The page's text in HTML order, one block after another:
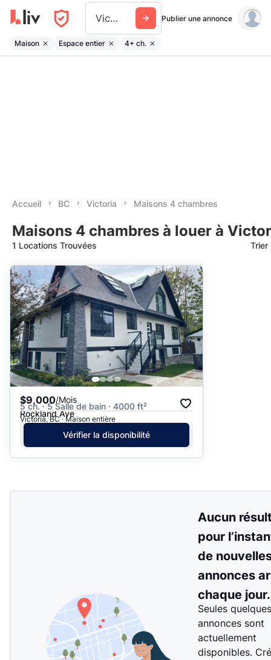
Victoria Publier une annonce
Maison Espace entier 4+ ch.
Accueil BC Victoria Maisons 4 chambres
Maisons 4 chambres à louer à
1 Locations Trouvées Trier
Suggéré
Date: les plus récents d’abord
Date: les plus anciens d’abord
Prix - $$$ à $
Prix - $ à $$$
$9,000/Mois
5 ch. · 5 Salle de bain · 4000 ft²
Rockland Ave
Victoria, BC · Maison entière
Vérifier la disponibilité
Aucun
pour
de
annonces
chaque jour.
Seules quelques
annonces sont
actuellement
disponibles.